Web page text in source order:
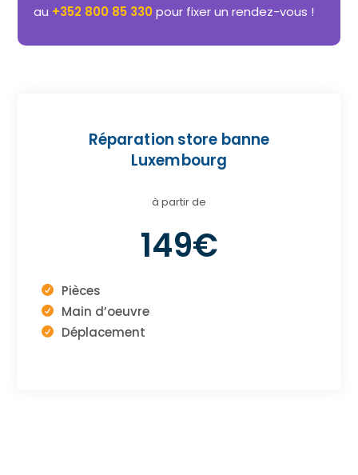
au +352 800 85 330 pour fixer un rendez-vous !
Réparation store banne
Luxembourg
à partir de
149€
Pièces
Main d’oeuvre
Déplacement